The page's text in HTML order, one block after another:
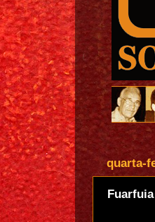
quarta-